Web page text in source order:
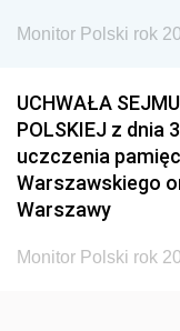
Monitor Polski rok
UCHWAŁA
POLSKIEJ z dnia
uczczenia
Warszawskiego
Warszawy
Monitor Polski rok